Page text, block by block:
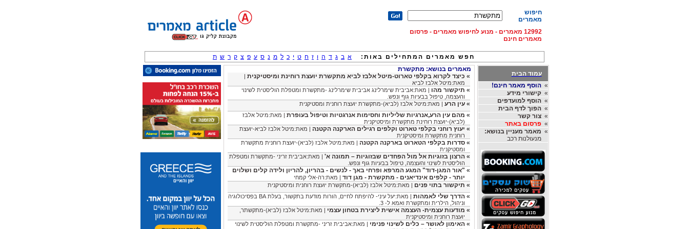
חיפוש
מאמרים
12992 מאמרים - מנוע לחיפוש מאמרים - פרסום
מאמרים חינם
חפש מאמרים המתחילים באות: א ב ג ד ה ו ז ח ט י כ ל מ נ ס ע פ צ ק ר ש ת
עמוד הבית
»הוסף מאמר חינם!
»קישורי מידע
»הוסף למועדפים
»הפוך לדף הבית
»צור קשר
»פרסום באתר
» מאמר מעניין בנושא:
מנעולנות רכב
מאמרים בנושא: מתקשרת
» כיצד לקרוא בקלפי טארוט-מיטל אלבז לביא מתקשרת יועצת רוחינת ומיסטיקנית |
מאת:מיטל אלבז לביא
» תיקשור מהו | מאת:אביבית שימרלינג אביבית שימרלינג -מתקשרת ומטפלת הוליסטית לשינוי
והעצמה, טיפול בבעיות גוף ונפש.
» עין הרע | מאת:מיטל אלבז (לביא)-מתקשרת יועצת רוחנית ומסטיקנית
» מהם עין הרע,אנרגיות שליליות וחסימות אנרגטיות וטיפול בעופרת | מאת:מיטל אלבז
(לביא)-יועצת רוחינת מתקשרת ומיסטיקנית
» יעוץ רוחני בקלפי טארוט וקלפים רגילים הארקנה הקטנה | מאת:מיטל אלבז לביא-יועצת
רוחנית מתקשרת ומיסטיקנית
» סדרות בקלפי הטארוט בארקנה הקטנה | מאת:מיטל אלבז (לביא)-יועצת רוחנית מתקשרת
ומסטיקנית
» הרצון בזוגיות אל מול הפחדים שבזוגיות – תמונה א' | מאת:אביבית זריני -מתקשרת ומטפלת
הוליסטית לשינוי והעצמה, טיפול בבעיות גוף ונפש.
» "אור המגן-דוד" המגע המרפא ופרחי באך - לנשים - בהריון, להריון ולידה קלים ושלוים
יותר - קלפים אינדיאנים - מתקשרת - מגן דוד | מאת:רה-אלי קמחי
» תיקשור בתוי פנים | מאת:מיטל אלבז (לביא)-מתקשרת יועצת רוחנית ומיסטיקנית
» הדרך שלי לאמהות
| מאת:יעל עיני- להיפתח לחיים, הורות מודעת בתקשור, בעלת BA בפסיכולוגיה
וניהול, הילרית ומתקשרת ואמא ל- 3.
» מודעות עצמית- העצמה אישית ליצירת בטחון עצמי | מאת:מיטל אלבז (לביא)-מתקשתר,
יועצת רוחנית ומיסטיקנית
» האימון לאושר – כלים לשינוי פנימי | מאת:אביבית זריני -מתקשרת ומטפלת הוליסטית לשינוי